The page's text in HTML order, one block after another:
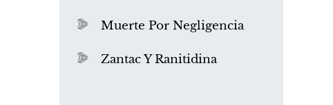
Muerte Por Negligencia
Zantac Y Ranitidina